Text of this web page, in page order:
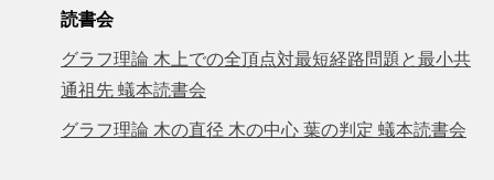
読書会
グラフ理論 木上での全頂点対最短経路問題と最小共
通祖先 蟻本読書会
グラフ理論 木の直径 木の中心 葉の判定 蟻本読書会